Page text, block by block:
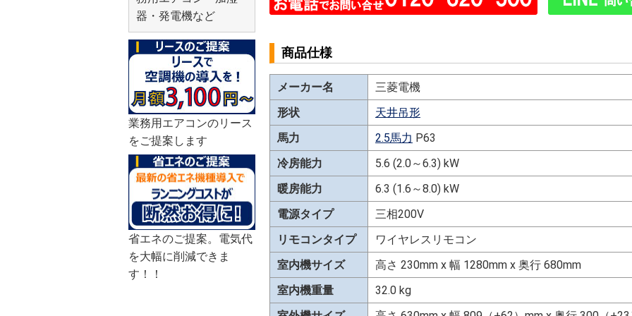
器・発電機など
業務用エアコンのリース
をご提案します
省エネのご提案。電気代
を大幅に削減できま
す！！
商品仕様
メーカー名
三菱電機
形状
天井吊形
馬力
2.5馬力 P63
冷房能力
5.6 (2.0～6.3) kW
暖房能力
6.3 (1.6～8.0) kW
電源タイプ
三相200V
リモコンタイプ
ワイヤレスリモコン
室内機サイズ
高さ 230mm x 幅 1280mm x 奥行 680mm
室内機重量
32.0 kg